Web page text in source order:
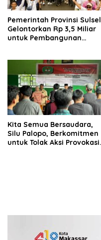
Pemerintah Provinsi Sulsel
Gelontorkan Rp 3,5 Miliar
untuk Pembangunan
Kita Semua Bersaudara,
Silu Palopo, Berkomitmen
untuk Tolak Aksi Provokasi